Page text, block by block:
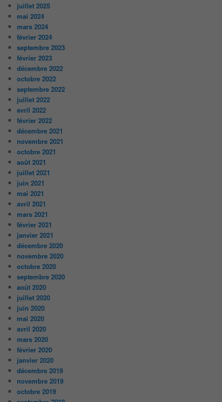
juillet 2025
mai 2024
mars 2024
février 2024
septembre 2023
février 2023
décembre 2022
octobre 2022
septembre 2022
juillet 2022
avril 2022
février 2022
décembre 2021
novembre 2021
octobre 2021
août 2021
juillet 2021
juin 2021
mai 2021
avril 2021
mars 2021
février 2021
janvier 2021
décembre 2020
novembre 2020
octobre 2020
septembre 2020
août 2020
juillet 2020
juin 2020
mai 2020
avril 2020
mars 2020
février 2020
janvier 2020
décembre 2019
novembre 2019
octobre 2019